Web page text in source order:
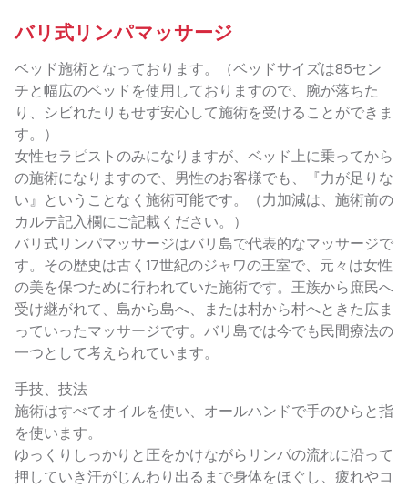
バリ式リンパマッサージ
ベッド施術となっております。（ベッドサイズは85セン
チと幅広のベッドを使用しておりますので、腕が落ちた
り、シビれたりもせず安心して施術を受けることができま
す。）
女性セラピストのみになりますが、ベッド上に乗ってから
の施術になりますので、男性のお客様でも、『力が足りな
い』ということなく施術可能です。（力加減は、施術前の
カルテ記入欄にご記載ください。）
バリ式リンパマッサージはバリ島で代表的なマッサージで
す。その歴史は古く17世紀のジャワの王室で、元々は女性
の美を保つために行われていた施術です。王族から庶民へ
受け継がれて、島から島へ、または村から村へときた広ま
っていったマッサージです。バリ島では今でも民間療法の
一つとして考えられています。
手技、技法
施術はすべてオイルを使い、オールハンドで手のひらと指
を使います。
ゆっくりしっかりと圧をかけながらリンパの流れに沿って
押していき汗がじんわり出るまで身体をほぐし、疲れやコ